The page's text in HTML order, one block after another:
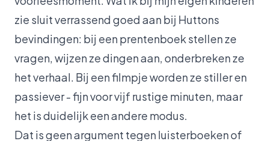
zie sluit verrassend goed aan bij Huttons
bevindingen: bij een prentenboek stellen ze
vragen, wijzen ze dingen aan, onderbreken ze
het verhaal. Bij een filmpje worden ze stiller en
passiever - fijn voor vijf rustige minuten, maar
het is duidelijk een andere modus.
Dat is geen argument tegen luisterboeken of